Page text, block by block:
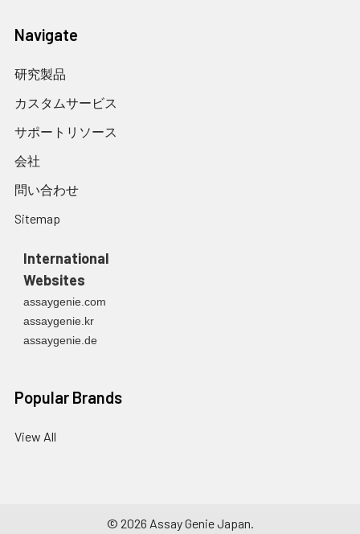
Navigate
研究製品
カスタムサービス
サポートリソース
会社
問い合わせ
Sitemap
International
Websites
assaygenie.com
assaygenie.kr
assaygenie.de
Popular Brands
View All
© 2026 Assay Genie Japan.